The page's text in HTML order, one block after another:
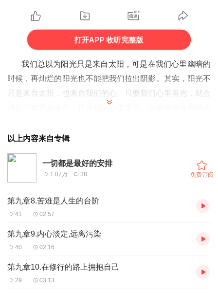
打开APP 收听完整版
我们总以为阳光只是来自太阳，可是在我们心里幽暗的
时候，再灿烂的阳光也不能把我们拉出阴影。其实，阳光不
只是来自太阳，也来自我们的心。只要我们心里有光，就会
子，也能感受到温暖！
(朗读者：张娟)
以上内容来自专辑
一切都是最好的安排
1.07万 38 免费订阅
第九章8.苦难是人生的台阶
41 02:57
第九章9.内心淡定,远离污染
40 02:16
第九章10.在修行的路上拥抱自己
29 03:13